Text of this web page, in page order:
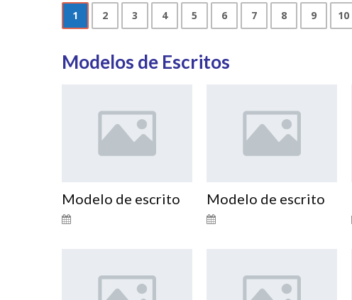
1 2 3 4 5 6 7 8 9 10
Modelos de Escritos
Modelo de escrito Modelo de escrito